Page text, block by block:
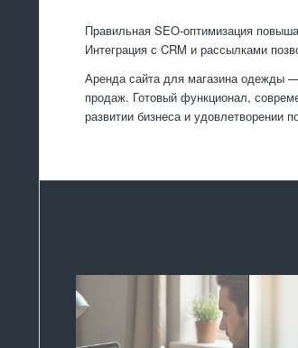
Правильная SEO-оптимизация
Интеграция с CRM и рассылками
Аренда сайта для магазина одежды
продаж. Готовый функционал,
развитии бизнеса и удовлетворении